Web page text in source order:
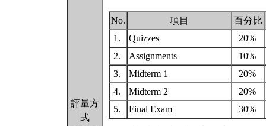
評量方
式
No. 項目
百分比
1.
Quizzes
20%
2.
Assignments
10%
3.
Midterm 1
20%
4.
Midterm 2
20%
5.
Final Exam 30%